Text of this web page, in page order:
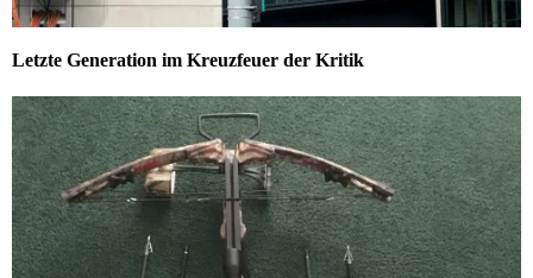
Letzte Generation im Kreuzfeuer der Kritik